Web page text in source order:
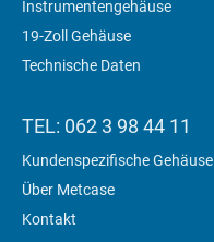
Instrumentengehäuse
19-Zoll Gehäuse
Technische Daten
TEL: 062 3 98 44 11
Kundenspezifische Gehäuse
Über Metcase
Kontakt